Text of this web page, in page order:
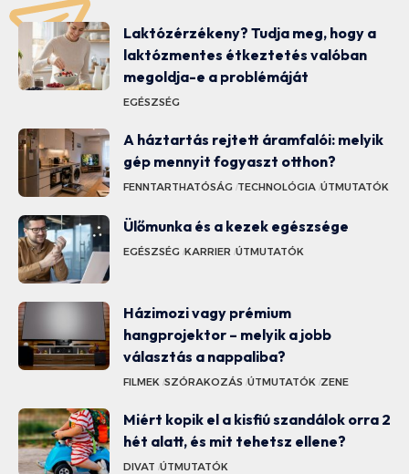
Laktózérzékeny? Tudja meg, hogy a
laktózmentes étkeztetés valóban
megoldja-e a problémáját
EGÉSZSÉG
A háztartás rejtett áramfalói: melyik
gép mennyit fogyaszt otthon?
FENNTARTHATÓSÁG TECHNOLÓGIA ÚTMUTATÓK
Ülőmunka és a kezek egészsége
EGÉSZSÉG KARRIER ÚTMUTATÓK
Házimozi vagy prémium
hangprojektor – melyik a jobb
választás a nappaliba?
FILMEK SZÓRAKOZÁS ÚTMUTATÓK ZENE
Miért kopik el a kisfiú szandálok orra 2
hét alatt, és mit tehetsz ellene?
DIVAT ÚTMUTATÓK